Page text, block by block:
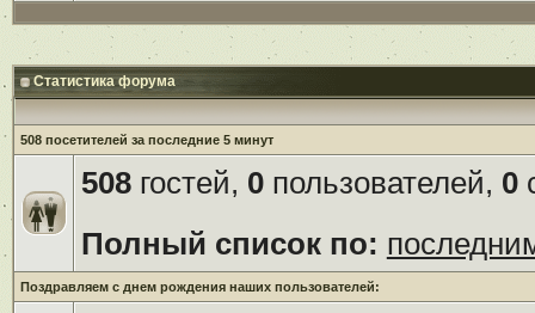
Статистика форума
508 посетителей за последние 5 минут
508гостей, 0пользователей, 0
Полный список по:
Поздравляем с днем рождения наших пользователей: